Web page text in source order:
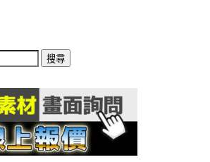
搜尋